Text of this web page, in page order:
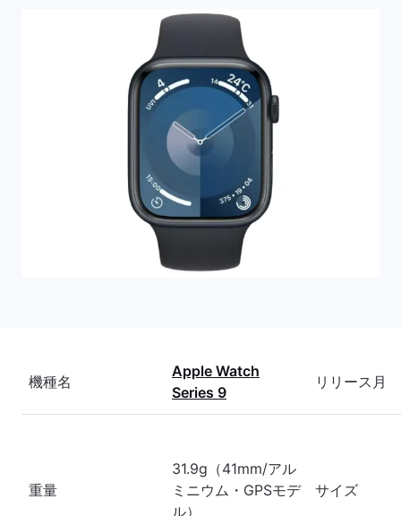
機種名
Apple Watch
Series 9
リリース月
重量
31.9g（41mm/アル
ミニウム・GPSモデ
ル）
サイズ